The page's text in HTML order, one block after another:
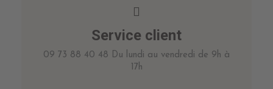
Service client
09 73 88 40 48 Du lundi au vendredi de 9h à
17h